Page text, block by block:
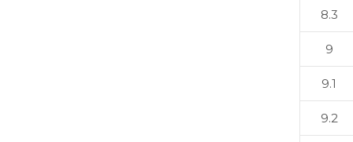
8.3
9
9.1
9.2